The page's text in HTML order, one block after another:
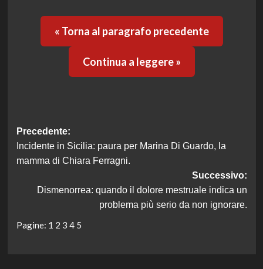
« Torna al paragrafo precedente
Continua a leggere »
Navigazione
articolo
Precedente:
Incidente in Sicilia: paura per Marina Di Guardo, la
mamma di Chiara Ferragni.
Successivo:
Dismenorrea: quando il dolore mestruale indica un
problema più serio da non ignorare.
Pagine: 1 2 3 4 5